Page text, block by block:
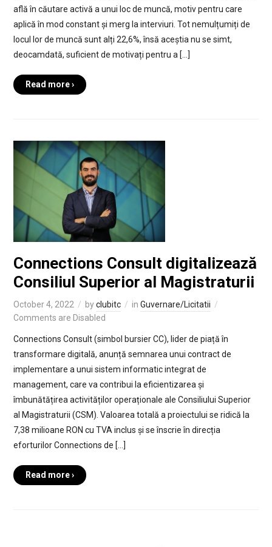
află în căutare activă a unui loc de muncă, motiv pentru care
aplică în mod constant și merg la interviuri. Tot nemulțumiți de
locul lor de muncă sunt alți 22,6%, însă aceștia nu se simt,
deocamdată, suficient de motivați pentru a […]
Read more ›
Connections Consult digitalizează
Consiliul Superior al Magistraturii
October 4, 2022 byclubitc in Guvernare/Licitatii
Comments are Disabled
Connections Consult (simbol bursier CC), lider de piață în
transformare digitală, anunță semnarea unui contract de
implementare a unui sistem informatic integrat de
management, care va contribui la eficientizarea și
îmbunătățirea activităților operaționale ale Consiliului Superior
al Magistraturii (CSM). Valoarea totală a proiectului se ridică la
7,38 milioane RON cu TVA inclus și se înscrie în direcția
eforturilor Connections de […]
Read more ›